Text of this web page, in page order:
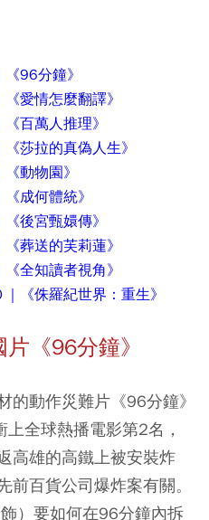
96分鐘》
愛情怎麼翻譯》
百萬人推理》
莎拉的真偽人生》
動物園》
成何體統》
後宮甄嬛傳》
葬送的芙莉蓮》
全知讀者視角》
《侏羅紀世界：重生》
《96分鐘》
的動作災難片《96分鐘》
全球熱播電影第2名，
高雄的高鐵上被安裝炸
百貨公司爆炸案有關。
）要如何在96分鐘內拆